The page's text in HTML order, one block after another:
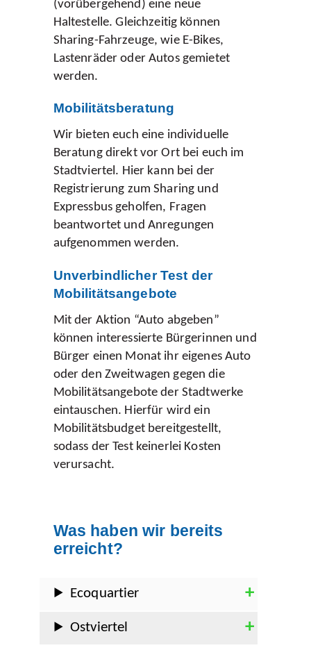
(vorübergehend) eine neue
Haltestelle. Gleichzeitig können
Sharing-Fahrzeuge, wie E-Bikes,
Lastenräder oder Autos gemietet
werden.
Mobilitätsberatung
Wir bieten euch eine individuelle
Beratung direkt vor Ort bei euch im
Stadtviertel. Hier kann bei der
Registrierung zum Sharing und
Expressbus geholfen, Fragen
beantwortet und Anregungen
aufgenommen werden.
Unverbindlicher Test der
Mobilitätsangebote
Mit der Aktion “Auto abgeben”
können interessierte Bürgerinnen und
Bürger einen Monat ihr eigenes Auto
oder den Zweitwagen gegen die
Mobilitätsangebote der Stadtwerke
eintauschen. Hierfür wird ein
Mobilitätsbudget bereitgestellt,
sodass der Test keinerlei Kosten
verursacht.
Was haben wir bereits
erreicht?
Ecoquartier
Ostviertel